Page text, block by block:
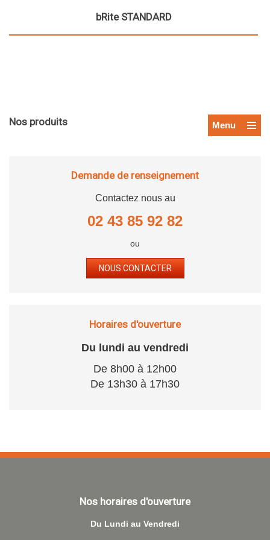
bRite STANDARD
Nos produits Menu
Demande de renseignement
Contactez nous au
02 43 85 92 82
ou
NOUS CONTACTER
Horaires d'ouverture
Du lundi au vendredi
De 8h00 à 12h00
De 13h30 à 17h30
Nos horaires d'ouverture
Du Lundi au Vendredi